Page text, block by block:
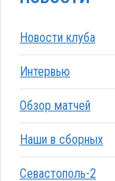
Новости клуба
Интервью
Обзор матчей
Наши в сборных
Севастополь-2